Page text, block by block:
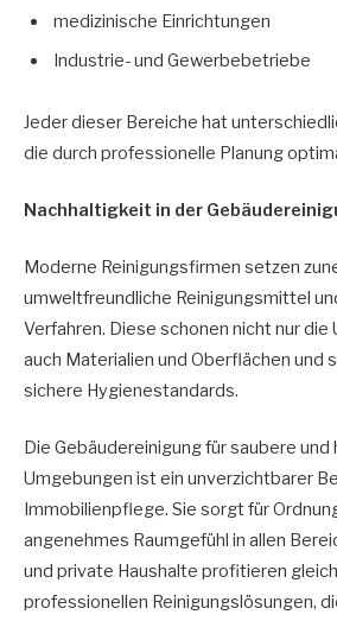
medizinische Einrichtungen
Industrie- und Gewerbebetriebe
Jeder dieser Bereiche hat
die durch professionelle Planung
Nachhaltigkeit in der
Moderne Reinigungsfirmen setzen
umweltfreundliche Reinigungsmittel
Verfahren. Diese schonen nicht nur die
auch Materialien und Oberflächen und
sichere Hygienestandards.
Die Gebäudereinigung für saubere und
Umgebungen ist ein unverzichtbarer
Immobilienpflege. Sie sorgt für
angenehmes Raumgefühl in allen
und private Haushalte profitieren
professionellen Reinigungslösungen,